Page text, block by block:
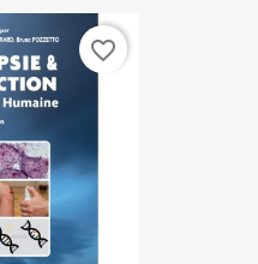
favorite_border